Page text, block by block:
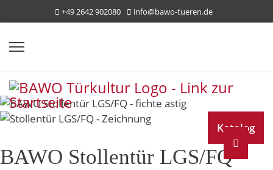
+49 2642 902080 info@bawo-tueren.de
Katalog
BAWO Stollentür LGS/FQ